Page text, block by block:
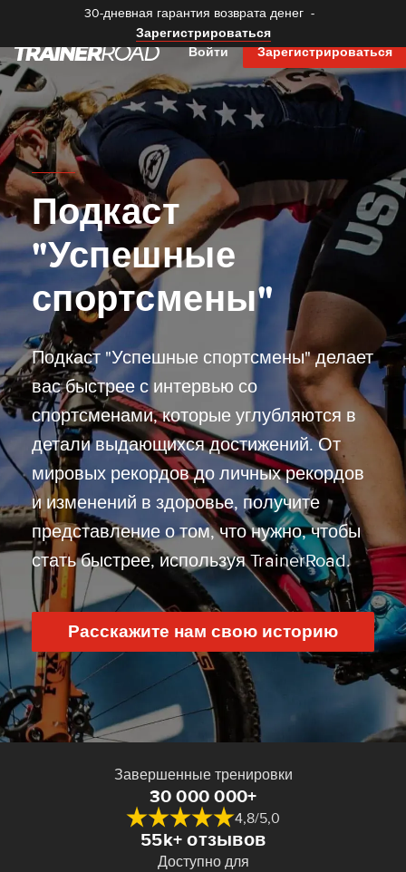
30-дневная гарантия возврата денег -
Зарегистрироваться
Войти
Зарегистрироваться
Подкаст
"Успешные
спортсмены"
Подкаст "Успешные спортсмены" делает
вас быстрее с интервью со
спортсменами, которые углубляются в
детали выдающихся достижений. От
мировых рекордов до личных рекордов
и изменений в здоровье, получите
представление о том, что нужно, чтобы
стать быстрее, используя TrainerRoad.
Расскажите нам свою историю
Завершенные тренировки
30 000 000+
4,8/5,0
55k+ отзывов
Доступно для